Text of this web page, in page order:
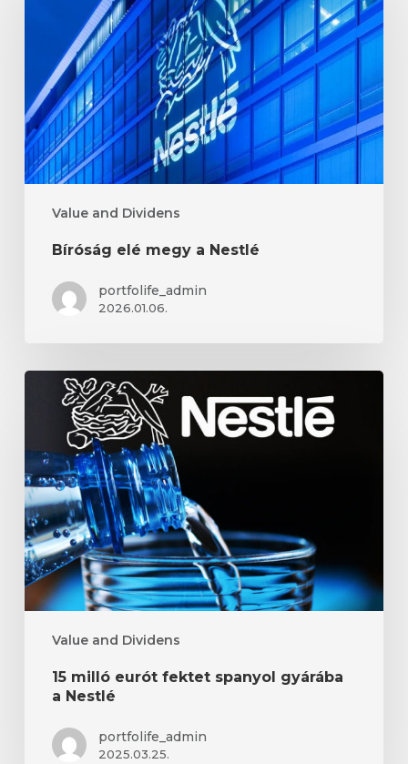
Value and Dividens
Bíróság elé megy a Nestlé
portfolife_admin
2026.01.06.
Value and Dividens
spanyol
gyárába
a
Nestlé
15 milló eurót fektet spanyol gyárába
a Nestlé
portfolife_admin
2025.03.25.